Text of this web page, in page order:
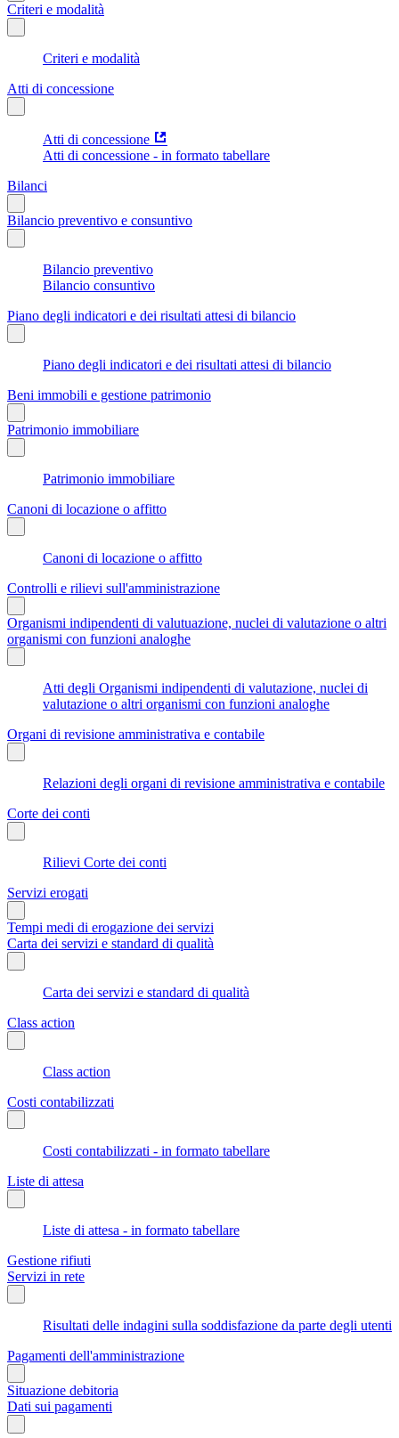
Criteri e modalità
Criteri e modalità
Atti di concessione
Atti di concessione
Atti di concessione - in formato tabellare
Bilanci
Bilancio preventivo e consuntivo
Bilancio preventivo
Bilancio consuntivo
Piano degli indicatori e dei risultati attesi di bilancio
Piano degli indicatori e dei risultati attesi di bilancio
Beni immobili e gestione patrimonio
Patrimonio immobiliare
Patrimonio immobiliare
Canoni di locazione o affitto
Canoni di locazione o affitto
Controlli e rilievi sull'amministrazione
Organismi indipendenti di valutuazione, nuclei di valutazione o altri
organismi con funzioni analoghe
Atti degli Organismi indipendenti di valutazione, nuclei di
valutazione o altri organismi con funzioni analoghe
Organi di revisione amministrativa e contabile
Relazioni degli organi di revisione amministrativa e contabile
Corte dei conti
Rilievi Corte dei conti
Servizi erogati
Tempi medi di erogazione dei servizi
Carta dei servizi e standard di qualità
Carta dei servizi e standard di qualità
Class action
Class action
Costi contabilizzati
Costi contabilizzati - in formato tabellare
Liste di attesa
Liste di attesa - in formato tabellare
Gestione rifiuti
Servizi in rete
Risultati delle indagini sulla soddisfazione da parte degli utenti
Pagamenti dell'amministrazione
Situazione debitoria
Dati sui pagamenti